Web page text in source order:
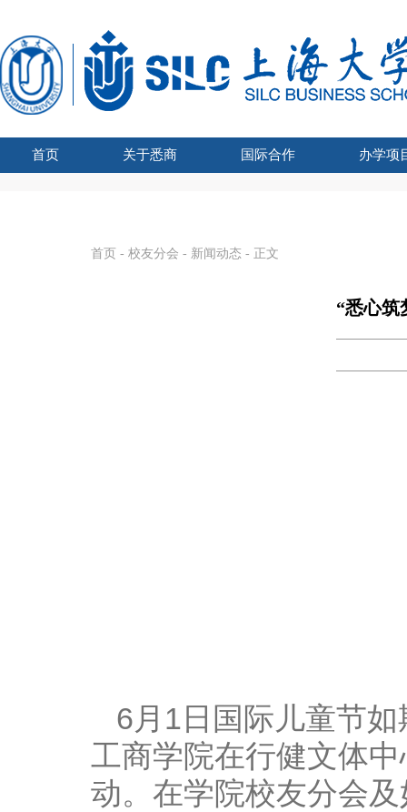
首页 关于悉商 国际合作 办学项
首页 - 校友分会 - 新闻动态 - 正文
“悉心
6月 1 日国际儿童节
工商学院在行健文体
动。在学院校友分会